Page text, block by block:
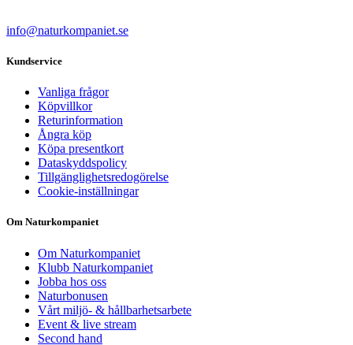
info@naturkompaniet.se
Kundservice
Vanliga frågor
Köpvillkor
Returinformation
Ångra köp
Köpa presentkort
Dataskyddspolicy
Tillgänglighetsredogörelse
Cookie-inställningar
Om Naturkompaniet
Om Naturkompaniet
Klubb Naturkompaniet
Jobba hos oss
Naturbonusen
Vårt miljö- & hållbarhetsarbete
Event & live stream
Second hand